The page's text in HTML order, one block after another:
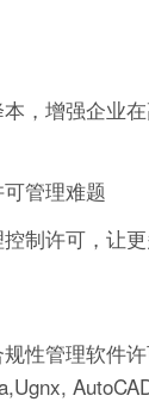
，增强企业
管理难题
制许可，让
性管理软件